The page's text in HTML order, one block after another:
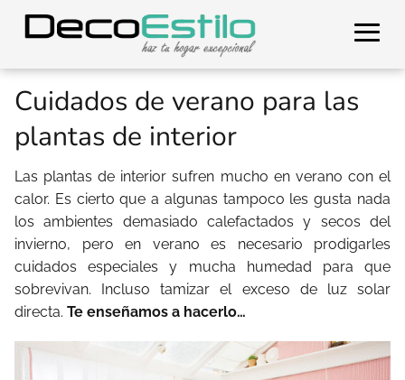
Cuidados de verano para las
plantas de interior
Las plantas de interior sufren mucho en verano con el
calor. Es cierto que a algunas tampoco les gusta nada
los ambientes demasiado calefactados y secos del
invierno, pero en verano es necesario prodigarles
cuidados especiales y mucha humedad para que
sobrevivan. Incluso tamizar el exceso de luz solar
directa. Te enseñamos a hacerlo…